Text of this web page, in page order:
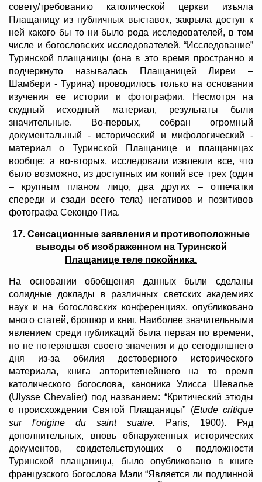
совету/требованию католической церкви изъяла
Плащаницу из публичных выставок, закрыла доступ к
ней какого бы то ни было рода исследователей, в том
числе и богословских исследователей. “Исследование”
Туринской плащаницы (она в это время пространно и
подчеркнуто называлась Плащаницей Лиреи –
Шамбери - Турина) проводилось только на основании
изучения ее истории и фотографии. Несмотря на
скудный исходный материал, результаты были
значительные. Во-первых, собран огромный
документальный - исторический и мифологический -
материал о Туринской Плащанице и плащаницах
вообще; а во-вторых, исследовали извлекли все, что
было возможно, из доступных им копий все трех (один
– крупным планом лицо, два других – отпечатки
спереди и сзади всего тела) негативов и позитивов
фотографа Секондо Пиа.
17. Сенсационные заявления и противоположные
выводы об изображенном на Туринской
Плащанице теле покойника.
На основании обобщения данных были сделаны
солидные доклады в различных светских академиях
наук и на богословских конференциях, опубликовано
много статей, брошюр и книг. Наиболее значительными
явлением среди публикаций была первая по времени,
но не потерявшая своего значения и до сегодняшнего
дня из-за обилия достоверного исторического
материала, книга авторитетнейшего на то время
католического богослова, каноника Улисса Шевалье
(Ulysse Chevalier) под названием: “Критический этюды
о происхождении Святой Плащаницы” (Etude critique
sur l'origine du saint suaire.
Paris, 1900). Ряд
дополнительных, вновь обнаруженных исторических
документов, свидетельствующих о подложности
Туринской плащаницы, было опубликовано в книге
французского богослова Мэли “Является ли подлинной